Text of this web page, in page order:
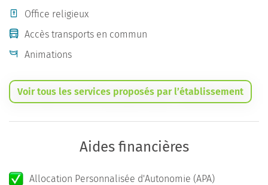
Office religieux
Accès transports en commun
Animations
Voir tous les services proposés par l’établissement
Aides financières
Allocation Personnalisée d'Autonomie (APA)